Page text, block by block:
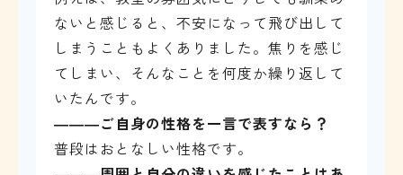
ないと感じると、不安になって飛び出して
しまうこともよくありました。焦りを感じ
てしまい、そんなことを何度か繰り返して
いたんです。
―――ご自身の性格を一言で表すなら？
普段はおとなしい性格です。